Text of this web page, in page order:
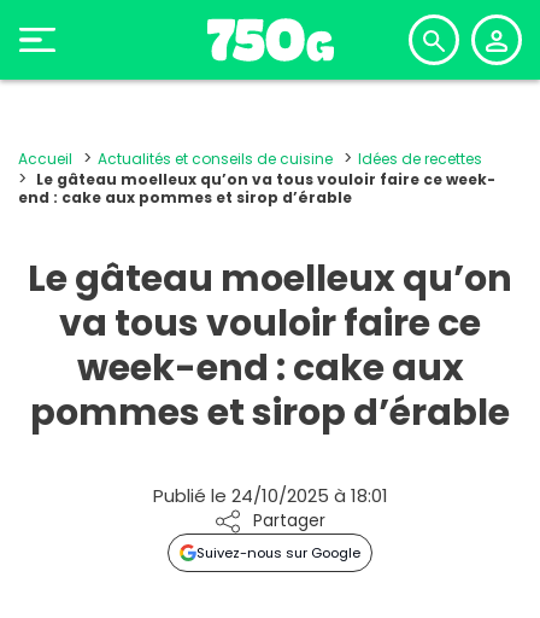
Accueil Actualités et conseils de cuisine
Idées de recettes
Le gâteau moelleux qu’on va tous vouloir faire ce week-
end : cake aux pommes et sirop d’érable
Le gâteau moelleux qu’on
va tous vouloir faire ce
week-end : cake aux
pommes et sirop d’érable
Publié le 24/10/2025 à 18:01
Partager
Suivez-nous sur Google